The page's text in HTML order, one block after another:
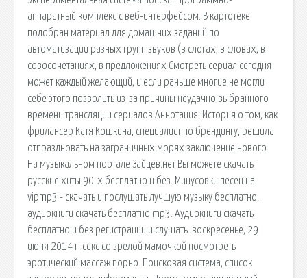
аппаратный комплекс с веб-интерфейсом. В картотеке
подобран материал для домашних заданий по
автоматизации разных групп звуков (в слогах, в словах, в
совосочетаниях, в предложениях Смотреть сериал сегодня
может каждый желающий, и если раньше многие не могли
себе этого позволить из-за причины неудачно выбранного
времени трансляции сериалов Аннотация: История о том, как
фрилансер Катя Кошкина, специалиcт по брендингу, решила
отпраздновать на заграничных морях заключение нового.
На музыкальном портале Зайцев.нет Вы можете скачать
русские хиты 90-х бесплатно и без. Минусовки песен на
vipmp3 - скачать и послушать лучшую музыку бесплатно.
аудиокниги скачать бесплатно mp3. Аудиокниги скачать
бесплатно и без регистрации и слушать. воскресенье, 29
июня 2014 г. секс со зрелой мамочкой посмотреть
эротический массаж порно. Поисковая сиcтема, список